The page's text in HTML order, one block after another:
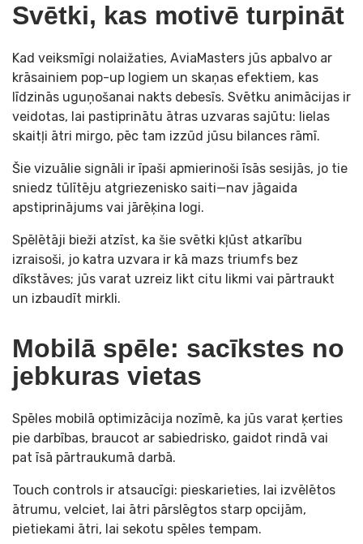
Svētki, kas motivē turpināt
Kad veiksmīgi nolaižaties, AviaMasters jūs apbalvo ar
krāsainiem pop-up logiem un skaņas efektiem, kas
līdzinās uguņošanai nakts debesīs. Svētku animācijas ir
veidotas, lai pastiprinātu ātras uzvaras sajūtu: lielas
skaitļi ātri mirgo, pēc tam izzūd jūsu bilances rāmī.
Šie vizuālie signāli ir īpaši apmierinoši īsās sesijās, jo tie
sniedz tūlītēju atgriezenisko saiti—nav jāgaida
apstiprinājums vai jārēķina logi.
Spēlētāji bieži atzīst, ka šie svētki kļūst atkarību
izraisoši, jo katra uzvara ir kā mazs triumfs bez
dīkstāves; jūs varat uzreiz likt citu likmi vai pārtraukt
un izbaudīt mirkli.
Mobilā spēle: sacīkstes no
jebkuras vietas
Spēles mobilā optimizācija nozīmē, ka jūs varat ķerties
pie darbības, braucot ar sabiedrisko, gaidot rindā vai
pat īsā pārtraukumā darbā.
Touch controls ir atsaucīgi: pieskarieties, lai izvēlētos
ātrumu, velciet, lai ātri pārslēgtos starp opcijām,
pietiekami ātri, lai sekotu spēles tempam.